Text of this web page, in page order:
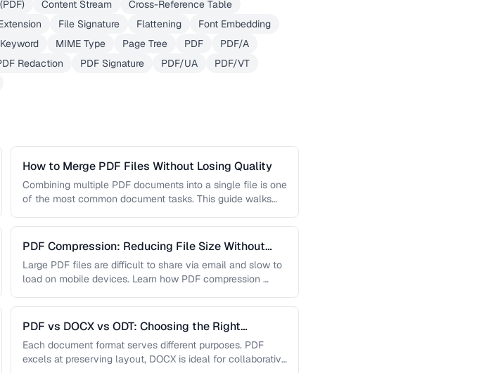
Content Stream
Cross-Reference Table
File Signature Flattening
Font Embedding
MIME Type Page Tree PDF
PDF/A
Redaction PDF Signature PDF/UA
PDF/VT
How to Merge PDF Files Without Losing Quality
Combining multiple PDF documents into a single file is one
of the most common document tasks. This guide walks
PDF Compression: Reducing File Size Without
Sacrificing Quality
Large PDF files are difficult to share via email and slow to
load on mobile devices. Learn how PDF compression …
PDF vs DOCX vs ODT: Choosing the Right
Document Format
Each document format serves different purposes. PDF
excels at preserving layout, DOCX is ideal for collaborative